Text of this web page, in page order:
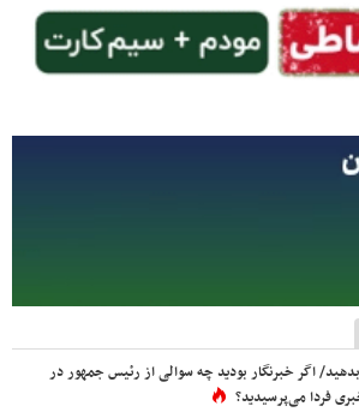
اگر خبرنگار بودید چه سوالی از رئیس جمهور در
فردا می‌پرسیدید؟